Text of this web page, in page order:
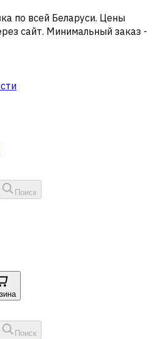
по всей Беларуси. Цены
сайт. Минимальный заказ -
Поиск
Поиск